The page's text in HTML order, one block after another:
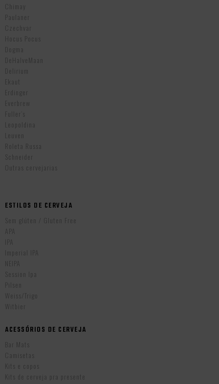
Chimay
Paulaner
Czechvar
Hocus Pocus
Dogma
DeHalveMaan
Delirium
Ekaut
Erdinger
Everbrew
Fuller’s
Leopoldina
Leuven
Roleta Russa
Schneider
Outras cervejarias
ESTILOS DE CERVEJA
Sem glúten / Gluten Free
APA
IPA
Imperial IPA
NEIPA
Session Ipa
Pilsen
Weiss/Trigo
Witbier
ACESSÓRIOS DE CERVEJA
Bar Mats
Camisetas
Kits e copos
Kits de cerveja pra presente